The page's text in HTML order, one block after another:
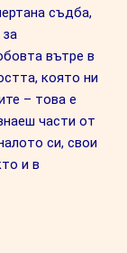
съдба,
вътре в
която ни
– това е
части от
си, свои
и в